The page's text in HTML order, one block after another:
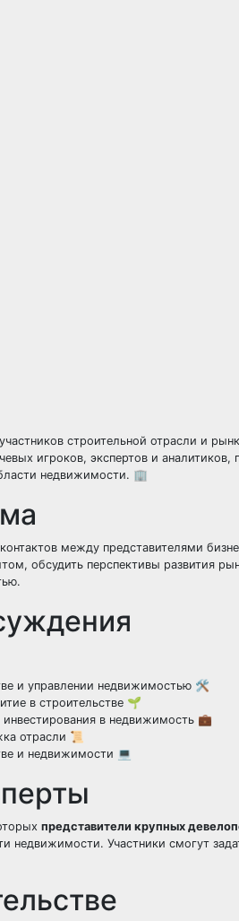
строительной отрасли и
игроков, экспертов и
недвижимости. 🏢
между представителями
обсудить перспективы развития
и управлении недвижимостью 🛠️
в строительстве 🌱
в недвижимость 💼
отрасли 📜
и недвижимости 💻
представители крупных
недвижимости. Участники смогут